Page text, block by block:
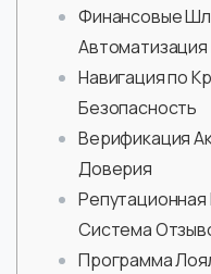
Финансовые
Навигация по
Безопасность
Верификация
Доверия
Репутационная
Система
Программа